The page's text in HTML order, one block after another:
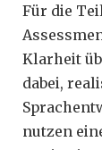
Für die
Klarheit
dabei,
nutzen